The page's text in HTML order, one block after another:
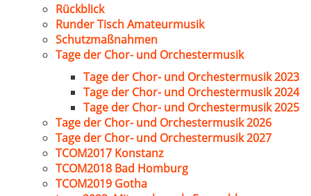
Rückblick
Runder Tisch Amateurmusik
Schutzmaßnahmen
Tage der Chor- und Orchestermusik
Tage der Chor- und Orchestermusik 2023
Tage der Chor- und Orchestermusik 2024
Tage der Chor- und Orchestermusik 2025
Tage der Chor- und Orchestermusik 2026
Tage der Chor- und Orchestermusik 2027
TCOM2017 Konstanz
TCOM2018 Bad Homburg
TCOM2019 Gotha